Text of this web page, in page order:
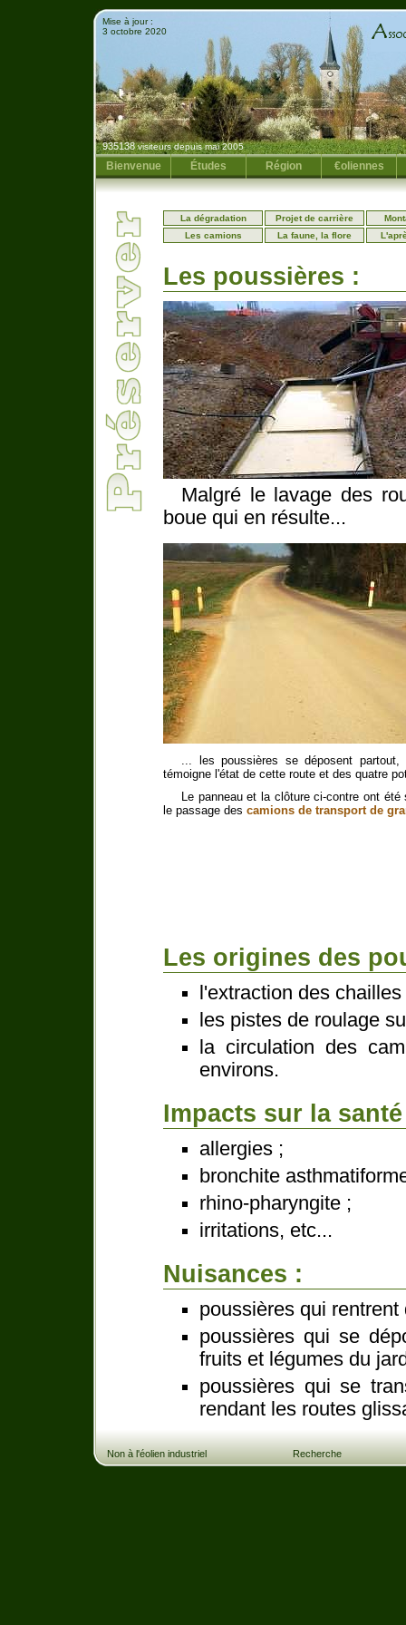
Mise à jour :
3 octobre 2020
935138visiteurs depuis mai 2005
Bienvenue Études Région €oliennes
La dégradation Projet de carrière
Les camions
La faune, la flore
Les poussières :
Malgré le lavage des
boue qui en résulte...
... les poussières se déposent partout,
témoigne l'état de cette route et des quatre
Le panneau et la clôture ci-contre ont été
le passage des camions de transport de
Les origines des
l'extraction des chailles
les pistes de roulage
la circulation des
environs.
Impacts sur la
allergies ;
bronchite
rhino-pharyngite ;
irritations, etc...
Nuisances :
poussières qui
poussières qui se
fruits et légumes du
poussières qui se
rendant les routes
Non à l'éolien industriel Recherche